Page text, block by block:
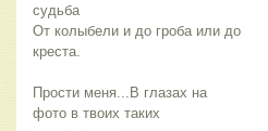
судьба
От колыбели и до гроба или до
креста.
Прости меня...В глазах на
фото в твоих таких